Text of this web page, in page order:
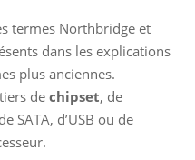
termes Northbridge et
dans les explications
plus anciennes.
de chipset, de
SATA, d’USB ou de